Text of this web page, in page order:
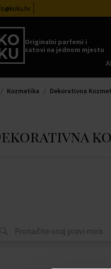
Originalni parfemi i
satovi na jednom mjestu
Kozmetika Dekorativna